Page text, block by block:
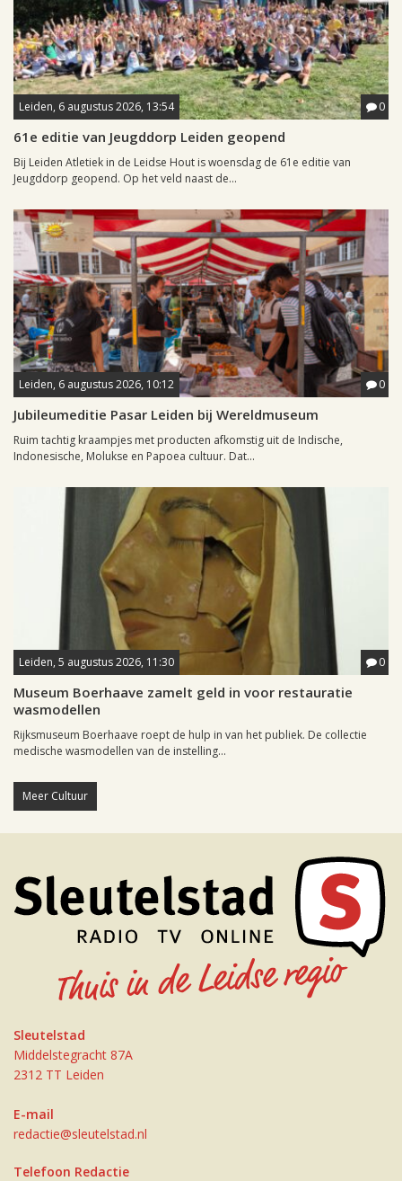
Leiden, 6 augustus 2026, 13:54 0
61e editie van Jeugddorp Leiden geopend
Bij Leiden Atletiek in de Leidse Hout is woensdag de 61e editie van
Jeugddorp geopend. Op het veld naast de...
Leiden, 6 augustus 2026, 10:12 0
Jubileumeditie Pasar Leiden bij Wereldmuseum
Ruim tachtig kraampjes met producten afkomstig uit de Indische,
Indonesische, Molukse en Papoea cultuur. Dat...
Leiden, 5 augustus 2026, 11:30 0
Museum Boerhaave zamelt geld in voor restauratie
wasmodellen
Rijksmuseum Boerhaave roept de hulp in van het publiek. De collectie
medische wasmodellen van de instelling...
Meer Cultuur
Sleutelstad
Middelstegracht 87A
2312 TT Leiden
E-mail
redactie@sleutelstad.nl
Telefoon Redactie